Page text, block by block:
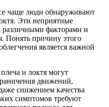
чаще люди обнаруживают
Эти неприятные
факторами и
Понять причину этого
является важной
и локтя могут
движений,
снижением качества
симптомов требуют